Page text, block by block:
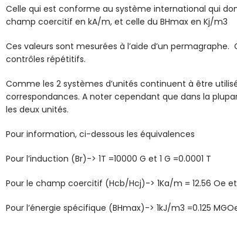
Celle qui est conforme au système international qui
champ coercitif en kA/m, et celle du BHmax en Kj/m3
Ces valeurs sont mesurées à l’aide d’un
contrôles répétitifs.
Comme les 2 systèmes d’unités continuent à être
correspondances. A noter cependant que dans la
les deux unités.
Pour information, ci-dessous les équivalences
Pour l’induction (Br)-> 1T =10000 G et 1 G =0.0001 T
Pour le champ coercitif (Hcb/Hcj)-> 1Ka/m = 12.56 Oe
Pour l’énergie spécifique (BHmax)-> 1kJ/m3 =0.125